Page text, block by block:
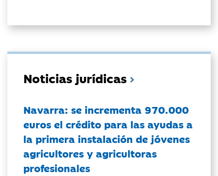
Noticias jurídicas
Navarra: se incrementa 970.000
euros el crédito para las ayudas a
la primera instalación de jóvenes
agricultores y agricultoras
profesionales